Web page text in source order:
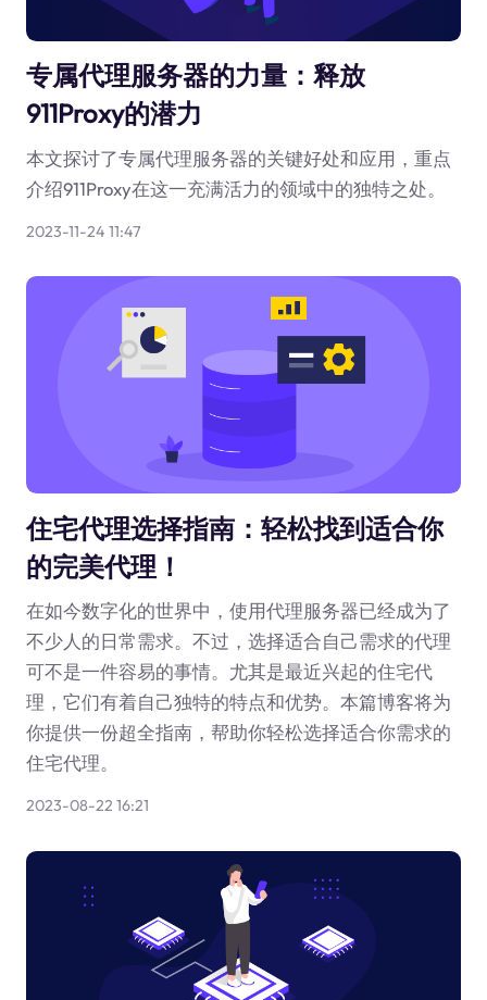
专属代理服务器的力量：释放
911Proxy的潜力
本文探讨了专属代理服务器的关键好处和应用，重点
介绍911Proxy在这一充满活力的领域中的独特之处。
2023-11-24 11:47
住宅代理选择指南：轻松找到适合你
的完美代理！
在如今数字化的世界中，使用代理服务器已经成为了
不少人的日常需求。不过，选择适合自己需求的代理
可不是一件容易的事情。尤其是最近兴起的住宅代
理，它们有着自己独特的特点和优势。本篇博客将为
你提供一份超全指南，帮助你轻松选择适合你需求的
住宅代理。
2023-08-22 16:21